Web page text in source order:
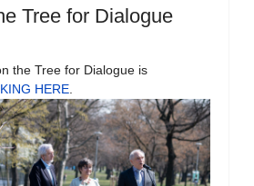
Tree for Dialogue
the Tree for Dialogue is
HERE